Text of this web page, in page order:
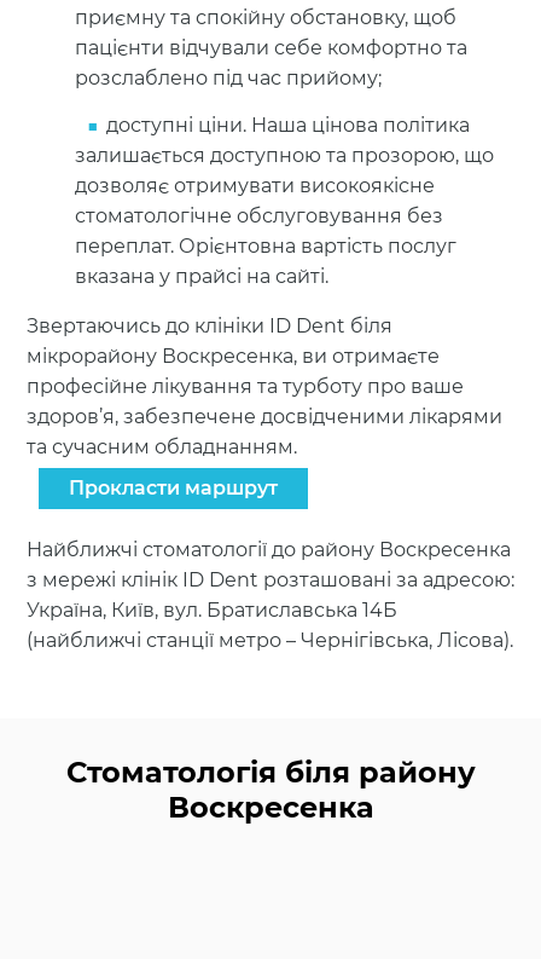
приємну та спокійну обстановку, щоб
пацієнти відчували себе комфортно та
розслаблено під час прийому;
доступні ціни. Наша цінова політика
залишається доступною та прозорою, що
дозволяє отримувати високоякісне
стоматологічне обслуговування без
переплат. Орієнтовна вартість послуг
вказана у прайсі на сайті.
Звертаючись до клініки ID Dent біля
мікрорайону Воскресенка, ви отримаєте
професійне лікування та турботу про ваше
здоров’я, забезпечене досвідченими лікарями
та сучасним обладнанням.
Прокласти маршрут
Найближчі стоматології до району Воскресенка
з мережі клінік ID Dent розташовані за адресою:
Україна, Київ, вул. Братиславська 14Б
(найближчі станції метро – Чернігівська, Лісова).
Стоматологія біля району
Воскресенка